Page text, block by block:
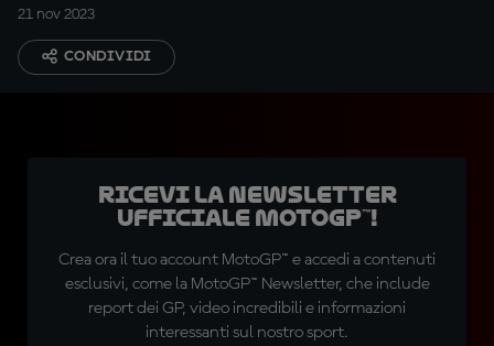
21 nov 2023
CONDIVIDI
Ricevi la newsletter
ufficiale MotoGP™!
Crea ora il tuo account MotoGP™ e accedi a contenuti
esclusivi, come la MotoGP™ Newsletter, che include
report dei GP, video incredibili e informazioni
interessanti sul nostro sport.